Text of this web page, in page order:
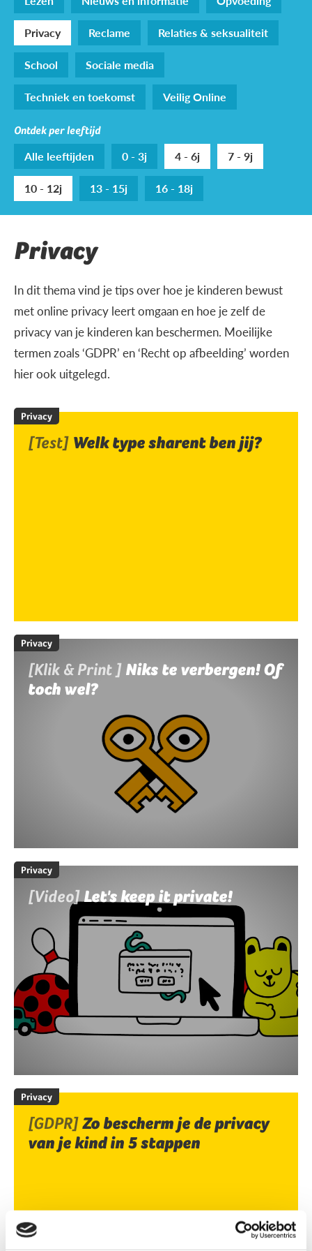
Privacy
Reclame
Relaties & seksualiteit
School
Sociale media
Techniek en toekomst
Veilig Online
Ontdek per leeftijd
Alle leeftijden 0 - 3j 4 - 6j
7 - 9j
10 - 12j
13 - 15j 16 - 18j
Privacy
In dit thema vind je tips over hoe je kinderen bewust
met online privacy leert omgaan en hoe je zelf de
privacy van je kinderen kan beschermen. Moeilijke
termen zoals ‘GDPR’ en ‘Recht op afbeelding’ worden
hier ook uitgelegd.
Privacy
[Test] Welk type sharent ben jij?
Privacy
[Klik & Print ] Niks te verbergen! Of
toch wel?
Privacy
[Video]Let's keep it private!
Privacy
[GDPR]Zo bescherm je de privacy
van je kind in 5 stappen